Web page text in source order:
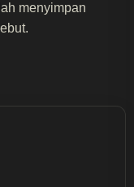
menyimpan